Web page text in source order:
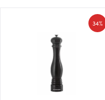
34%